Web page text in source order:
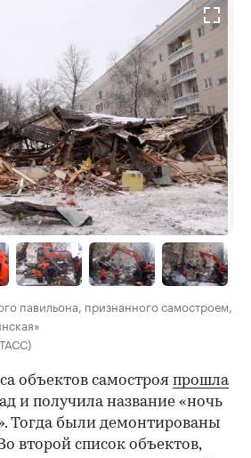
павильона, признанного самостроем,
объектов самостроя прошла
и получила название «ночь
Тогда были демонтированы
второй список объектов,